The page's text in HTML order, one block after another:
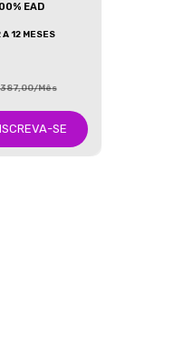
EAD
A 12 MESES
387,00/Mês
SE